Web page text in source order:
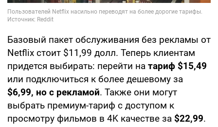
Базовый пакет обслуживания без рекламы от
Netflix стоит $11,99 долл. Теперь клиентам
придется выбирать: перейти на тариф $15,49
или подключиться к более дешевому за
$6,99, но с рекламой. Также они могут
выбрать премиум-тариф с доступом к
просмотру фильмов в 4K качестве за $22,99.